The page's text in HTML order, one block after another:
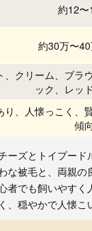
約12〜
約30万〜
、クリーム、ブラ
ック、レッ
り、人懐っこく、
傾向
ーズとトイプード
な被毛と、両親の
者でも飼いやす
、穏やかで人懐こ